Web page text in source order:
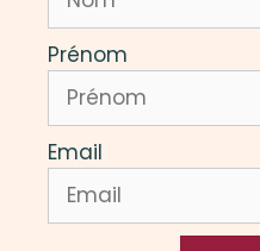
Prénom
Email